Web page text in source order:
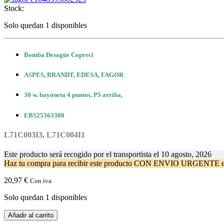
Stock:
Solo quedan 1 disponibles
Bomba Desagüe Copreci
ASPES, BRANDT, EDESA, FAGOR
30 w. bayoneta 4 puntos, P5 arriba,
EBS25563300
L71C003I3, L71C004I1
Este producto será recogido por el transportista el 10 agosto, 2026
Haz tu compra para recibir este producto CON ENVIO URGENTE
20,97 € Con iva
Solo quedan 1 disponibles
Bomba
Añadir al carrito